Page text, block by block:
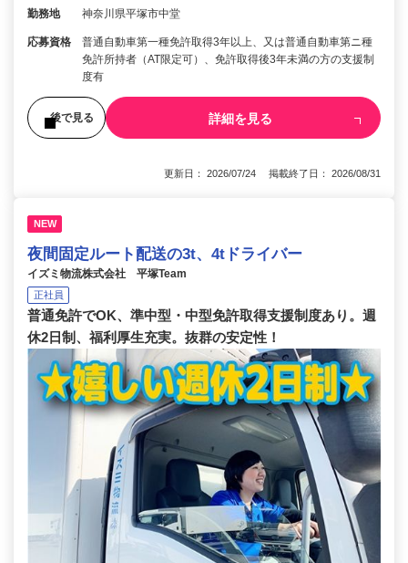
勤務地 神奈川県平塚市中堂
応募資格
普通自動車第一種免許取得3年以上、又は普通自動車第ニ種
免許所持者（AT限定可）、免許取得後3年未満の方の支援制
度有
後で見る 詳細を見る
更新日： 2026/07/24 掲載終了日： 2026/08/31
NEW
夜間固定ルート配送の3t、4tドライバー
イズミ物流株式会社 平塚Team
正社員
普通免許でOK、準中型・中型免許取得支援制度あり。週
休2日制、福利厚生充実。抜群の安定性！